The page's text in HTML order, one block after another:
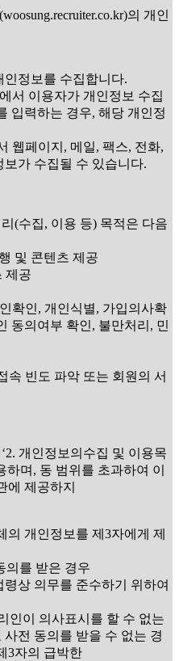
의 개인
정보를 수집합니다.
서 이용자가 개인정보 수집
입력하는 경우, 해당 개인정
웹페이지, 메일, 팩스, 전화,
가 수집될 수 있습니다.
(수집, 이용 등) 목적은 다음
및 콘텐츠 제공
제공
확인, 개인식별, 가입의사확
동의여부 확인, 불만처리, 민
속 빈도 파악 또는 회원의 서
개인정보의수집 및 이용목
며, 동 범위를 초과하여 이
에 제공하지
의 개인정보를 제3자에게 제
의를 받은 경우
상 의무를 준수하기 위하여
인이 의사표시를 할 수 없는
전 동의를 받을 수 없는 경
3자의 급박한